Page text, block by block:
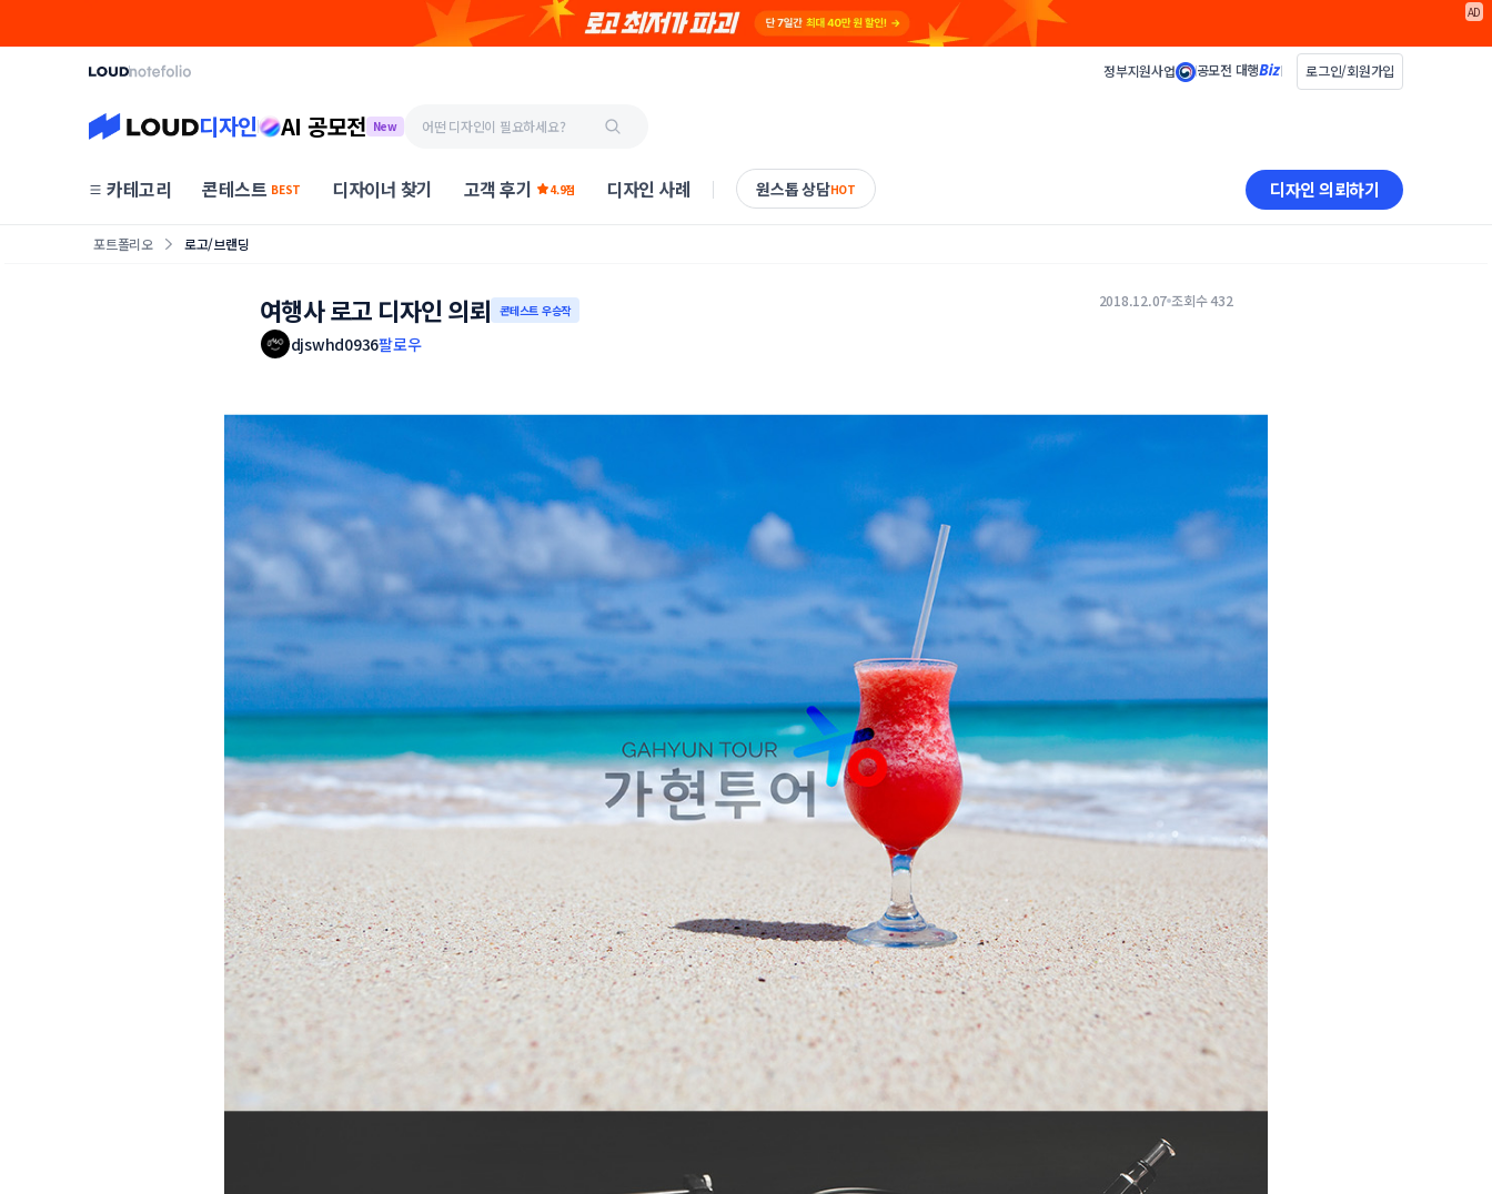
AD
정부지원사업 공모전 대행 로그인/회원가입
디자인 AI 공모전 New
카테고리 콘테스트 BEST 디자이너 찾기 고객 후기 4.9점 디자인 사례 원스톱 상담HOT 디자인 의뢰하기
포트폴리오 로고/브랜딩
여행사 로고 디자인 의뢰 콘테스트 우승작 2018.12.07 조회수 432
djswhd0936팔로우